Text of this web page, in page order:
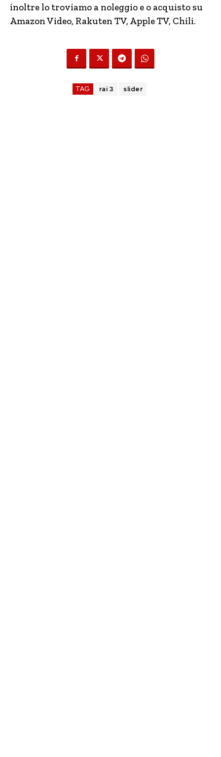
inoltre lo troviamo a noleggio e o acquisto su
Amazon Video, Rakuten TV, Apple TV, Chili.
TAG rai 3 slider